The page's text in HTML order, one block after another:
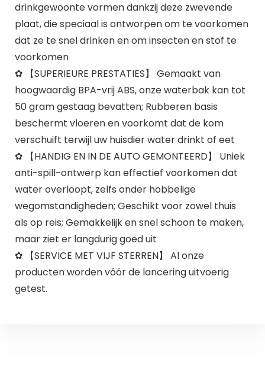
drinkgewoonte vormen dankzij deze zwevende
plaat, die speciaal is ontworpen om te voorkomen
dat ze te snel drinken en om insecten en stof te
voorkomen
✿ 【SUPERIEURE PRESTATIES】 Gemaakt van
hoogwaardig BPA-vrij ABS, onze waterbak kan tot
50 gram gestaag bevatten; Rubberen basis
beschermt vloeren en voorkomt dat de kom
verschuift terwijl uw huisdier water drinkt of eet
✿ 【HANDIG EN IN DE AUTO GEMONTEERD】 Uniek
anti-spill-ontwerp kan effectief voorkomen dat
water overloopt, zelfs onder hobbelige
wegomstandigheden; Geschikt voor zowel thuis
als op reis; Gemakkelijk en snel schoon te maken,
maar ziet er langdurig goed uit
✿ 【SERVICE MET VIJF STERREN】 Al onze
producten worden vóór de lancering uitvoerig
getest.